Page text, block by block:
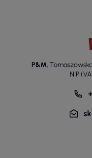
P&M,
NIP